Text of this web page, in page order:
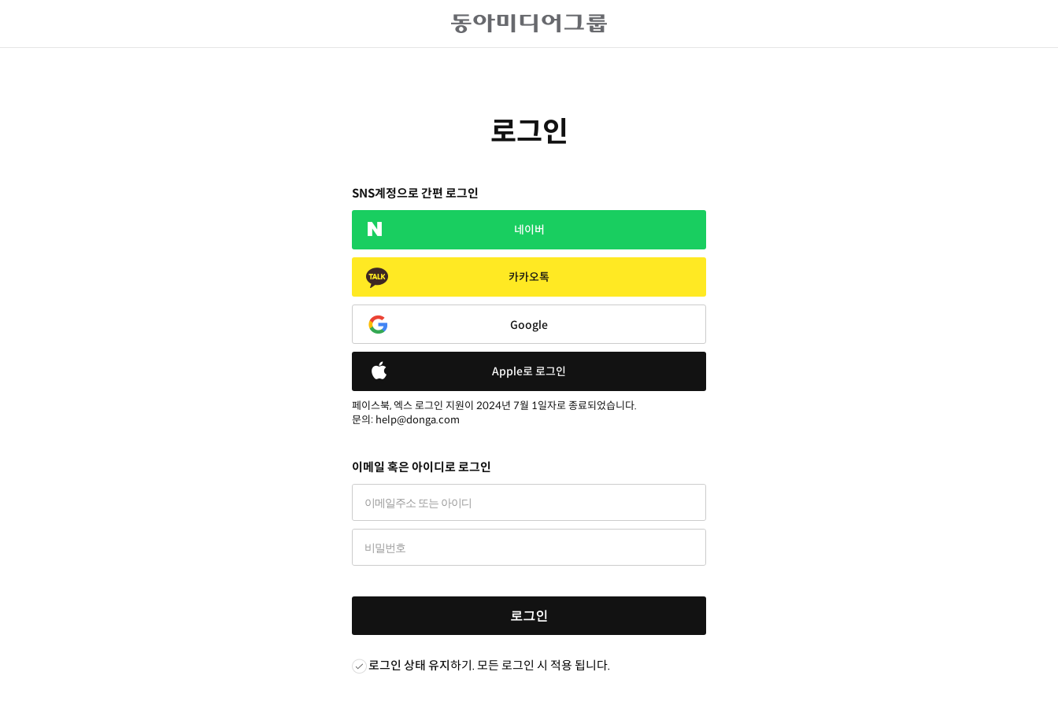
로그인
SNS계정으로 간편 로그인
네이버
카카오톡
Google
Apple로 로그인
페이스북, 엑스 로그인 지원이 2024년 7월 1일자로 종료되었습니다.
문의: help@donga.com
이메일 혹은 아이디로 로그인
로그인
로그인 상태 유지하기. 모든 로그인 시 적용 됩니다.